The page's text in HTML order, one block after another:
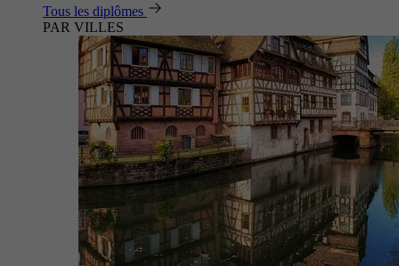
Tous les diplômes
PAR VILLES